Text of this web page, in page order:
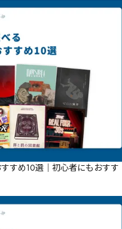
すめ10選｜初心者にもおすす